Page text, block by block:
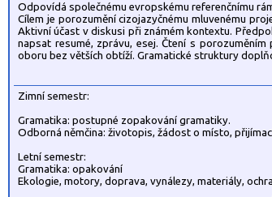
Odpovídá společnému evropskému referenčnímu
Cílem je porozumění cizojazyčnému mluvenému
Aktivní účast v diskusi při známém kontextu.
napsat resumé, zprávu, esej. Čtení s
oboru bez větších obtíží. Gramatické struktury
Zimní semestr:
Gramatika: postupné zopakování gramatiky.
Odborná němčina: životopis, žádost o místo,
Letní semestr:
Gramatika: opakování
Ekologie, motory, doprava, vynálezy, materiály,